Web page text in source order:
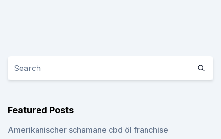
Featured Posts
Amerikanischer schamane cbd öl franchise